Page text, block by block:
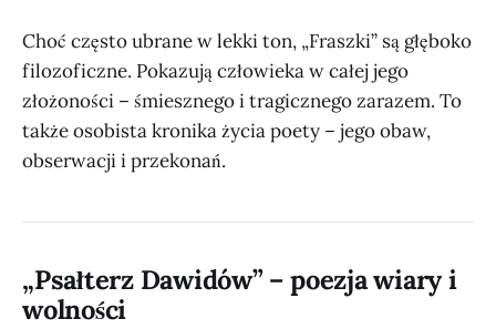
Choć często ubrane w lekki ton, „Fraszki” są głęboko
filozoficzne. Pokazują człowieka w całej jego
złożoności – śmiesznego i tragicznego zarazem. To
także osobista kronika życia poety – jego obaw,
obserwacji i przekonań.
„Psałterz Dawidów” – poezja wiary i
wolności